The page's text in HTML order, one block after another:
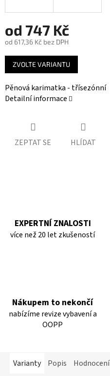
od 747 Kč
od 617,36 Kč bez DPH
Měrná
cena:
ZVOLTE VARIANTU
Pěnová karimatka - třísezónní
Detailní informace
ZEPTAT SE HLÍDAT
EXPERTNÍ ZNALOSTI
více než 20 let zkušeností
Nákupem to nekončí
nabízíme revize vybavení a
OOPP
Varianty Popis Hodnocení